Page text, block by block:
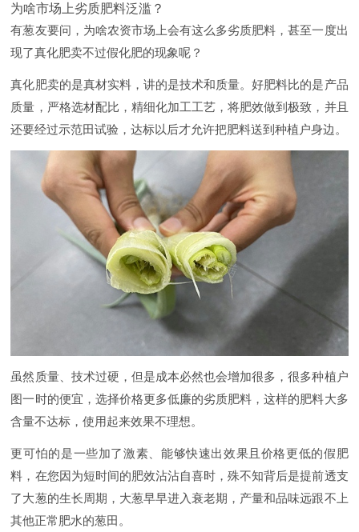
为啥市场上劣质肥料泛滥？
有葱友要问，为啥农资市场上会有这么多劣质肥料，甚至一度出
现了真化肥卖不过假化肥的现象呢？
真化肥卖的是真材实料，讲的是技术和质量。好肥料比的是产品
质量，严格选材配比，精细化加工工艺，将肥效做到极致，并且
还要经过示范田试验，达标以后才允许把肥料送到种植户身边。
虽然质量、技术过硬，但是成本必然也会增加很多，很多种植户
图一时的便宜，选择价格更多低廉的劣质肥料，这样的肥料大多
含量不达标，使用起来效果不理想。
更可怕的是一些加了激素、能够快速出效果且价格更低的假肥
料，在您因为短时间的肥效沾沾自喜时，殊不知背后是提前透支
了大葱的生长周期，大葱早早进入衰老期，产量和品味远跟不上
其他正常肥水的葱田。